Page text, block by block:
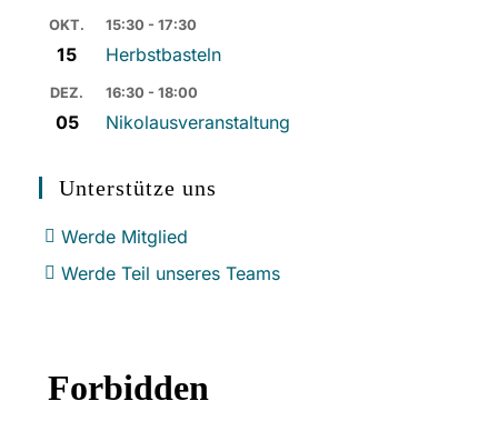
OKT.
15
15:30 - 17:30
Herbstbasteln
DEZ.
05
16:30 - 18:00
Nikolausveranstaltung
Unterstütze uns
Werde Mitglied
Werde Teil unseres Teams